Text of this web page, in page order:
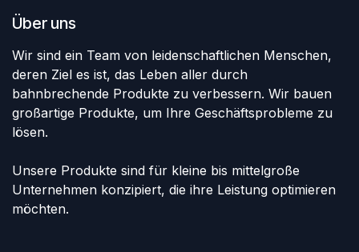
Über uns
Wir sind ein Team von leidenschaftlichen Menschen,
deren Ziel es ist, das Leben aller durch
bahnbrechende Produkte zu verbessern. Wir bauen
großartige Produkte, um Ihre Geschäftsprobleme zu
lösen.
Unsere Produkte sind für kleine bis mittelgroße
Unternehmen konzipiert, die ihre Leistung optimieren
möchten.